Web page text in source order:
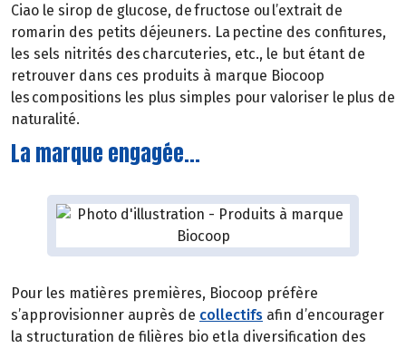
Ciao le sirop de glucose, de fructose ou l’extrait de
romarin des petits déjeuners. La pectine des confitures,
les sels nitrités des charcuteries, etc., le but étant de
retrouver dans ces produits à marque Biocoop
les compositions les plus simples pour valoriser le plus de
naturalité.
La marque engagée...
Pour les matières premières, Biocoop préfère
s’approvisionner auprès de collectifs afin d’encourager
la structuration de filières bio et la diversification des